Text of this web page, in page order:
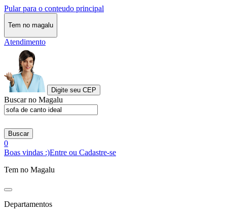
Pular para o conteudo principal
Tem no magalu
Atendimento
Digite seu CEP
Buscar no Magalu
Buscar
0
Boas vindas :)Entre ou Cadastre-se
Tem no Magalu
Departamentos